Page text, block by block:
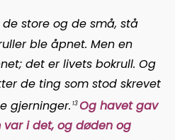
store og de små, stå
ble åpnet. Men en
det er livets bokrull. Og
de ting som stod skrevet
gjerninger. 13Og havet gav
i det, og døden og